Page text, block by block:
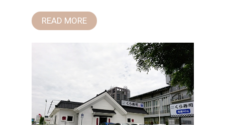
READ MORE